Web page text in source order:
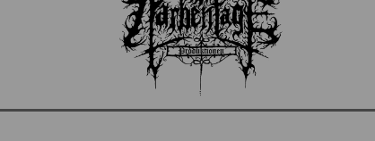
16 pro Seite
pro Seite